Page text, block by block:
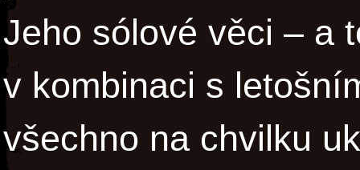
Jeho sólové věci – a
v kombinaci s
všechno na chvilku